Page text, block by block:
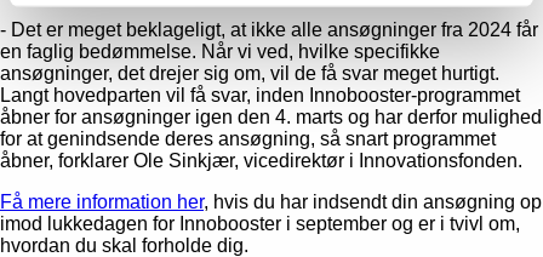
- Det er meget beklageligt, at ikke alle ansøgninger fra 2024 får
en faglig bedømmelse. Når vi ved, hvilke specifikke
ansøgninger, det drejer sig om, vil de få svar meget hurtigt.
Langt hovedparten vil få svar, inden Innobooster-programmet
åbner for ansøgninger igen den 4. marts og har derfor mulighed
for at genindsende deres ansøgning, så snart programmet
åbner, forklarer Ole Sinkjær, vicedirektør i Innovationsfonden.
Få mere information her, hvis du har indsendt din ansøgning op
imod lukkedagen for Innobooster i september og er i tvivl om,
hvordan du skal forholde dig.